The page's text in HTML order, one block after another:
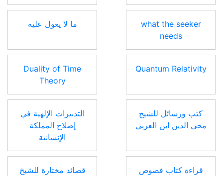
what the seeker
needs
ما لا يعول عليه
Quantum Relativity
Duality of Time
Theory
كتب ورسائل للشيخ
محي الدين ابن العربي
التدبيرات الإلهية في
إصلاح المملكة
الإنسانية
قراءة كتاب فصوص
قصائد مختارة للشيخ